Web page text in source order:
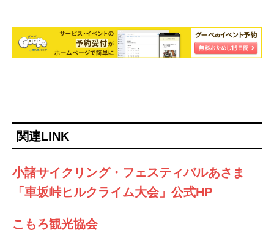
関連LINK
小諸サイクリング・フェスティバルあさま
「車坂峠ヒルクライム大会」公式HP
こもろ観光協会